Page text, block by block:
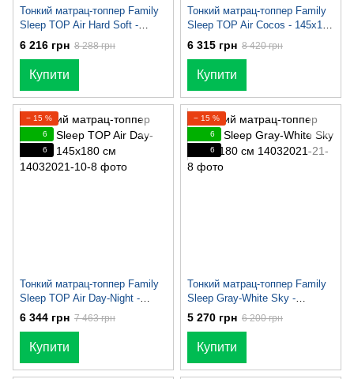
Тонкий матрац-топпер Family
Sleep TOP Air Hard Soft -
145х180 см
6 216 грн 8 288 грн
Купити
Тонкий матрац-топпер Family
Sleep TOP Air Cocos - 145х180
см
6 315 грн 8 420 грн
Купити
− 15 %
6
6
Тонкий матрац-топпер Family
Sleep TOP Air Day-Night -
145х180 см
6 344 грн 7 463 грн
Купити
− 15 %
6
6
Тонкий матрац-топпер Family
Sleep Gray-White Sky -
145х180 см
5 270 грн 6 200 грн
Купити